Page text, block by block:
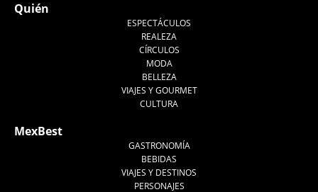
Quién
ESPECTÁCULOS
REALEZA
CÍRCULOS
MODA
BELLEZA
VIAJES Y GOURMET
CULTURA
MexBest
GASTRONOMÍA
BEBIDAS
VIAJES Y DESTINOS
PERSONAJES